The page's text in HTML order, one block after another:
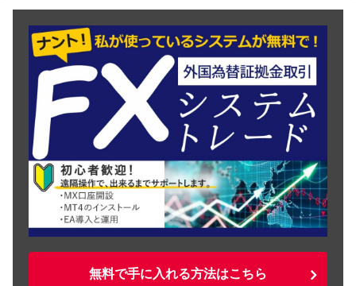
無料で手に入れる方法はこちら